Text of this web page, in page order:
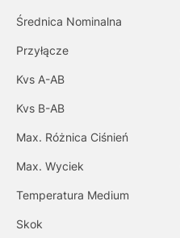
Średnica Nominalna
Przyłącze
Kvs A-AB
Kvs B-AB
Max. Różnica Ciśnień
Max. Wyciek
Temperatura Medium
Skok